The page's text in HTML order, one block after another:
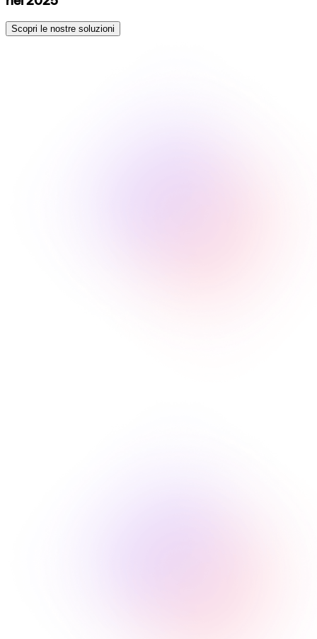
Scopri le nostre soluzioni